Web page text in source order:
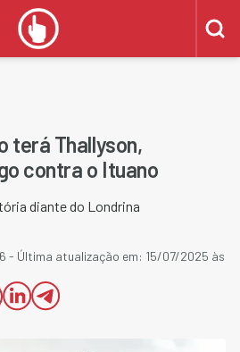
terá Thallyson,
contra o Ituano
diante do Londrina
- Última atualização em: 15/07/2025 às